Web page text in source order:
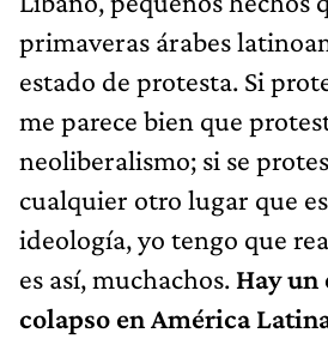
primaveras árabes
estado de protesta. Si
me parece bien que
neoliberalismo; si se
cualquier otro lugar que
ideología, yo tengo que
es así, muchachos. Hay un
colapso en América